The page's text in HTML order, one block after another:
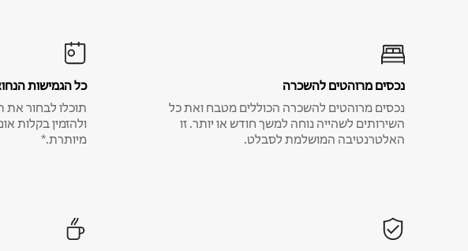
נכסים מרוהטים להשכרה
נכסים מרוהטים להשכרה הכוללים מטבח ואת כל
השירותים לשהייה נוחה למשך חודש או יותר. זו
האלטרנטיבה המושלמת לסבלט.
כל הגמישות
תוכלו לבחור את
ולהזמין בקלות
מיותרת.*